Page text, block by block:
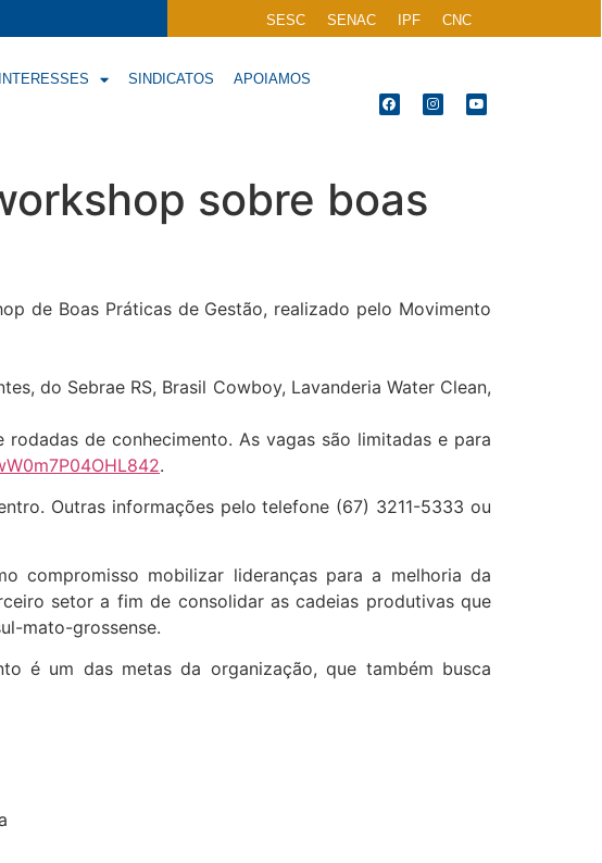
SESC SENAC IPF CNC
SINDICATOS APOIAMOS
sobre boas
de Boas Práticas de Gestão, realizado pelo Movimento
do Sebrae RS, Brasil Cowboy, Lavanderia Water Clean,
de conhecimento. As vagas são limitadas e para
.
Outras informações pelo telefone (67) 3211-5333 ou
compromisso mobilizar lideranças para a melhoria da
setor a fim de consolidar as cadeias produtivas que
mato-grossense.
é um das metas da organização, que também busca